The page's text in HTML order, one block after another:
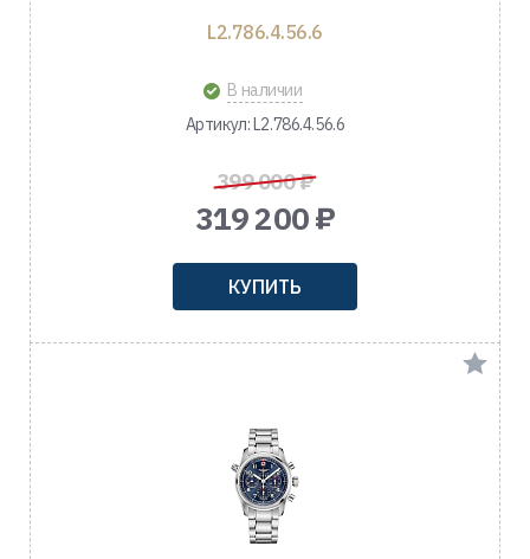
L2.786.4.56.6
В наличии
Артикул: L2.786.4.56.6
399 000 ₽
319 200 ₽
КУПИТЬ